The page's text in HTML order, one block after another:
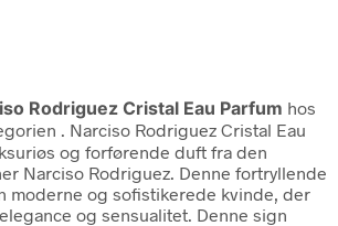
Rodriguez Cristal Eau Parfum hos
. Narciso Rodriguez Cristal Eau
og forførende duft fra den
Narciso Rodriguez. Denne fortryllende
moderne og sofistikerede kvinde, der
og sensualitet. Denne sign